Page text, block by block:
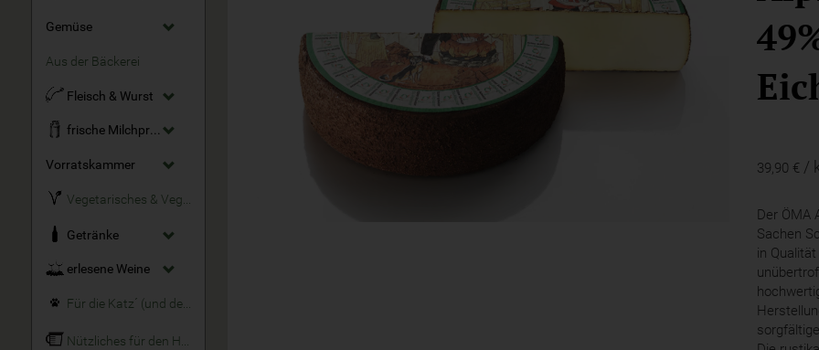
Gemüse
Aus der Bäckerei
Fleisch & Wurst
frische Milchprodukte
Vorratskammer
Getränke
erlesene Weine
Für die Katz´ (und den Hund)
39,90 € /
Der ÖMA
Sachen
in